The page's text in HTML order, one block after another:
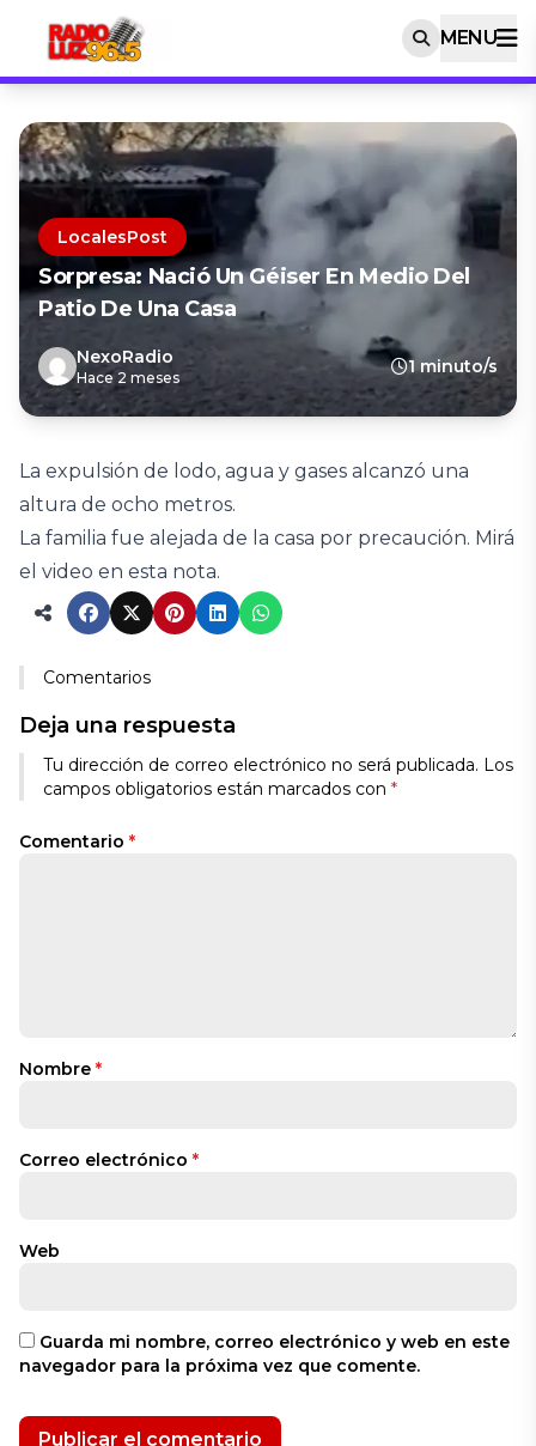
MENU
LocalesPost
Sorpresa: Nació Un Géiser En Medio Del
Patio De Una Casa
NexoRadio
Hace 2 meses
1 minuto/s
La expulsión de lodo, agua y gases alcanzó una
altura de ocho metros.
La familia fue alejada de la casa por precaución. Mirá
el video en esta nota.
Comentarios
Deja una respuesta
Tu dirección de correo electrónico no será publicada. Los
campos obligatorios están marcados con *
Comentario *
Nombre *
Correo electrónico *
Web
Guarda mi nombre, correo electrónico y web en este
navegador para la próxima vez que comente.